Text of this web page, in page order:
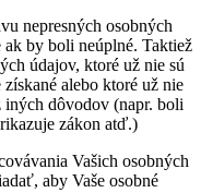
nepresných osobných
by boli neúplné. Taktiež
údajov, ktoré už nie sú
alebo ktoré už nie
dôvodov (napr. boli
zákon atď.)
Vašich osobných
aby Vaše osobné